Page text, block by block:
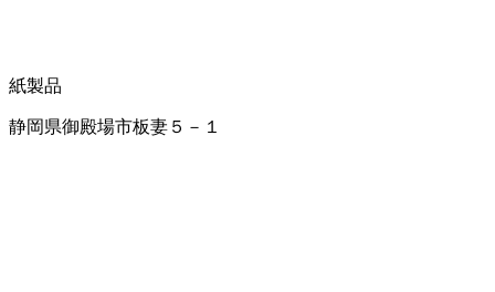
紙製品
静岡県御殿場市板妻５－１